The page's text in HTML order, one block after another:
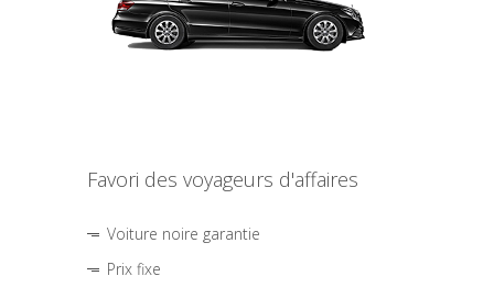
Favori des voyageurs d'affaires
Voiture noire garantie
Prix fixe